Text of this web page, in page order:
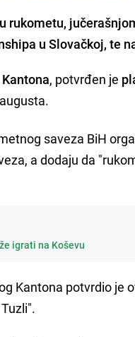
rukometu,
u Slovačkoj, te
, potvrđen je
saveza BiH
a dodaju da
igrati na Koševu
Kantona potvrdio je